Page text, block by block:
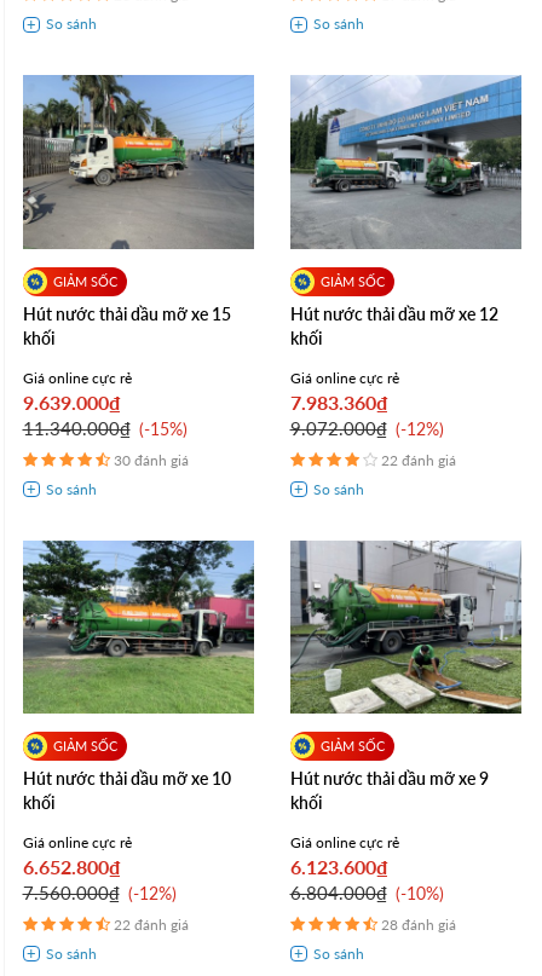
Hút nước thải dầu mỡ xe 15
khối
Giá online cực rẻ
9.639.000₫
11.340.000₫ -15%
30 đánh giá
Hút nước thải dầu mỡ xe 12
khối
Giá online cực rẻ
7.983.360₫
9.072.000₫ -12%
22 đánh giá
Hút nước thải dầu mỡ xe 10
khối
Giá online cực rẻ
6.652.800₫
7.560.000₫ -12%
22 đánh giá
Hút nước thải dầu mỡ xe 9
khối
Giá online cực rẻ
6.123.600₫
6.804.000₫ -10%
28 đánh giá